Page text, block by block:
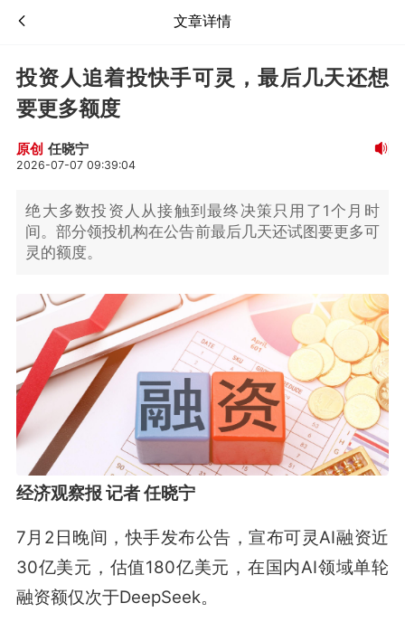
文章详情
投资人追着投快手可灵，最后几天还想
要更多额度
原创 任晓宁
2026-07-07 09:39:04
绝大多数投资人从接触到最终决策只用了1个月时
间。部分领投机构在公告前最后几天还试图要更多可
灵的额度。
经济观察报 记者 任晓宁
7月2日晚间，快手发布公告，宣布可灵AI融资近
30亿美元，估值180亿美元，在国内AI领域单轮
融资额仅次于DeepSeek。